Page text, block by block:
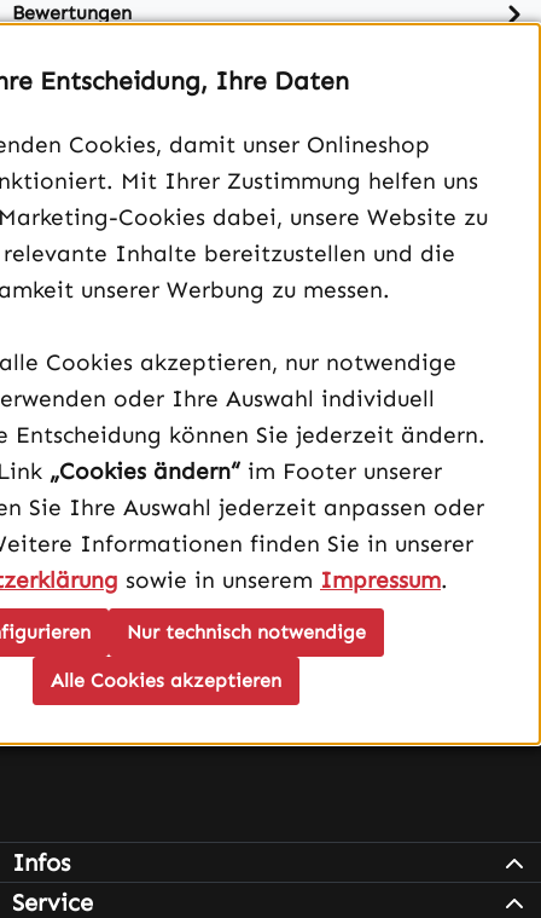
Bewertungen
Unterstützung und Beratung unter:
040 – 182 295 901
Mo-Fr, 08:00 - 16:00 Uhr
Oder über unserKontaktformular.
Vertrag widerrufen
Schau auf Instagram vorbei – öffnet in neuem Tab
Sieh dir unsere TikTok-Videos an – öffnet in neuem
Sieh dir unsere Videos auf YouTube an – öffnet
Infos
Service
Entscheidung, Ihre Daten
Cookies, damit unser Onlineshop
Mit Ihrer Zustimmung helfen uns
Cookies dabei, unsere Website zu
relevante Inhalte bereitzustellen und die
unserer Werbung zu messen.
Cookies akzeptieren, nur notwendige
oder Ihre Auswahl individuell
Entscheidung können Sie jederzeit ändern.
„Cookies ändern“im Footer unserer
Sie Ihre Auswahl jederzeit anpassen oder
Informationen finden Sie in unserer
sowie in unserem Impressum.
Nur technisch notwendige
Alle Cookies akzeptieren